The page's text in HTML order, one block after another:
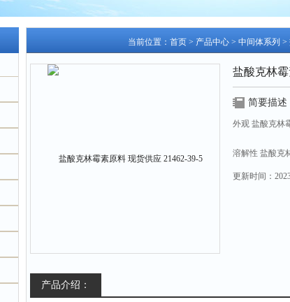
当前位置： 首页 > 产品中心 > 中间体系列 >
盐酸克林霉
简要描述
外观 盐酸克林
溶解性 盐酸克
含量 克林霉素
更新时间：
产品介绍：